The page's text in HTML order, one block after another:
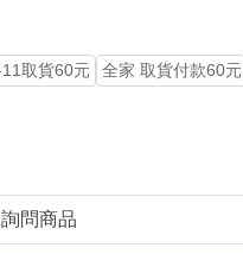
取貨60元
全家 取貨付款60元
詢問商品